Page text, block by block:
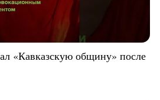
«Кавказскую общину» после